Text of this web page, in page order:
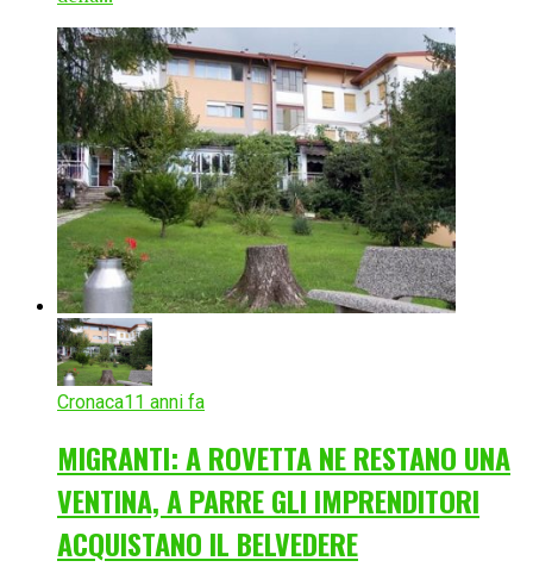
Cronaca11 anni fa
MIGRANTI: A ROVETTA NE RESTANO UNA
VENTINA, A PARRE GLI IMPRENDITORI
ACQUISTANO IL BELVEDERE